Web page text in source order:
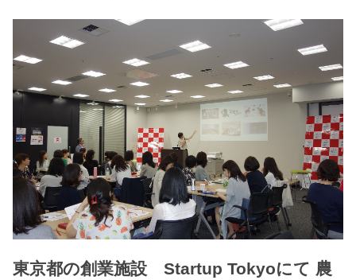
東京都の創業施設 Startup Tokyoにて 農